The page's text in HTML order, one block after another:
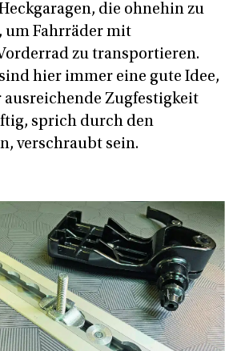
die ohnehin zu
um Fahrräder mit
zu transportieren.
hier immer eine gute Idee,
ausreichende Zugfestigkeit
sprich durch den
verschraubt sein.